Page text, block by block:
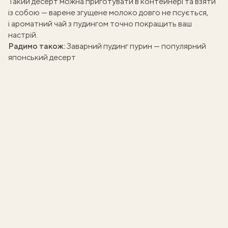
із собою — варене згущене молоко довго не псується,
і ароматний чай з пудингом точно покращить ваш
настрій.
Радимо також:Заварний пудинг пурин — популярний
японський десерт